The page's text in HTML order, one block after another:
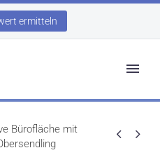
ermitteln
 
Bürofläche mit